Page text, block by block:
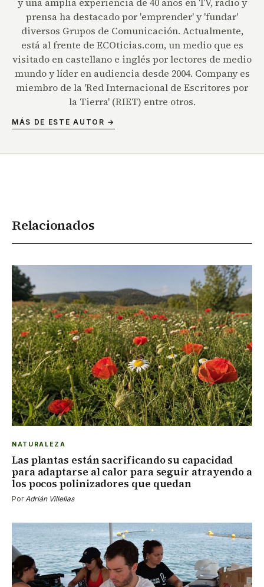
prensa ha destacado por 'emprender' y 'fundar'
diversos Grupos de Comunicación. Actualmente,
está al frente de ECOticias.com, un medio que es
visitado en castellano e inglés por lectores de medio
mundo y líder en audiencia desde 2004. Company es
miembro de la 'Red Internacional de Escritores por
la Tierra' (RIET) entre otros.
MÁS DE ESTE AUTOR →
Relacionados
NATURALEZA
Las plantas están sacrificando su capacidad
para adaptarse al calor para seguir atrayendo a
los pocos polinizadores que quedan
Por Adrián Villellas